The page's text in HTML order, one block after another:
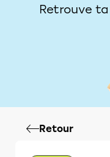
Retrouve
Retour